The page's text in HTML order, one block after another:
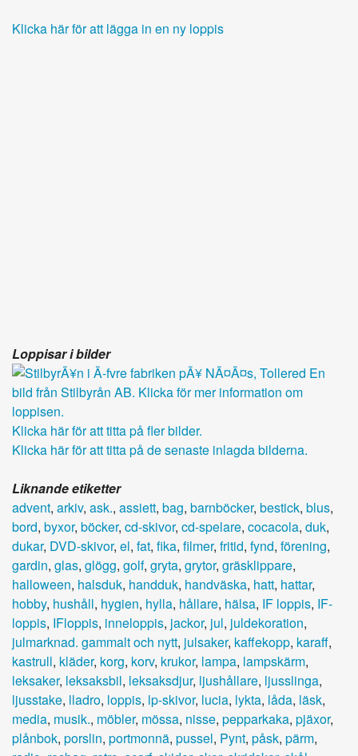
Klicka här för att lägga in en ny loppis
Loppisar i bilder
Klicka här för att titta på fler bilder.
Klicka här för att titta på de senaste inlagda bilderna.
Liknande etiketter
advent, arkiv, ask., assiett, bag, barnböcker, bestick, blus,
bord, byxor, böcker, cd-skivor, cd-spelare, cocacola, duk,
dukar, DVD-skivor, el, fat, fika, filmer, fritid, fynd, förening,
gardin, glas, glögg, golf, gryta, grytor, gräsklippare,
halloween, halsduk, handduk, handväska, hatt, hattar,
hobby, hushåll, hygien, hylla, hållare, hälsa, IF loppis, IF-
loppis, IFloppis, inneloppis, jackor, jul, juldekoration,
julmarknad. gammalt och nytt, julsaker, kaffekopp, karaff,
kastrull, kläder, korg, korv, krukor, lampa, lampskärm,
leksaker, leksaksbil, leksaksdjur, ljushållare, ljusslinga,
ljusstake, lladro, loppis, lp-skivor, lucia, lykta, låda, läsk,
media, musik., möbler, mössa, nisse, pepparkaka, pjäxor,
plånbok, porslin, portmonnä, pussel, Pynt, påsk, pärm,